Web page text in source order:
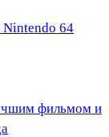
Nintendo 64
фильмом и